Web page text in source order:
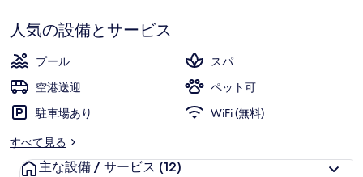
ン
ド
ホ
テ
ル
9.6、
お
客
様
に
好
件
の
ら
人気の設備とサービス
プール
スパ
空港送迎
ペット可
駐車場あり
WiFi (無料)
すべて見る
主な設備 / サービス (12)